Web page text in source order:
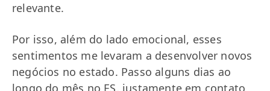
relevante.
Por isso, além do lado emocional, esses
sentimentos me levaram a desenvolver novos
negócios no estado. Passo alguns dias ao